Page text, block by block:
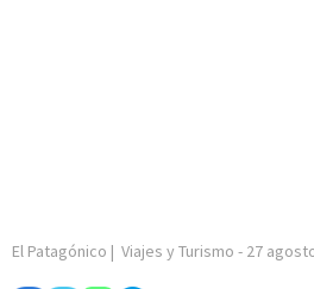
El Patagónico | Viajes y Turismo - 27